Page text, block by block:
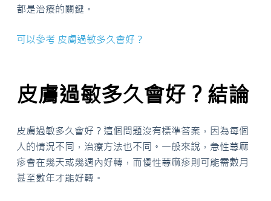
都是治療的關鍵。
可以參考 皮膚過敏多久會好？
皮膚過敏多久會好？結論
皮膚過敏多久會好？這個問題沒有標準答案，因為每個
人的情況不同，治療方法也不同。一般來說，急性蕁麻
疹會在幾天或幾週內好轉，而慢性蕁麻疹則可能需數月
甚至數年才能好轉。